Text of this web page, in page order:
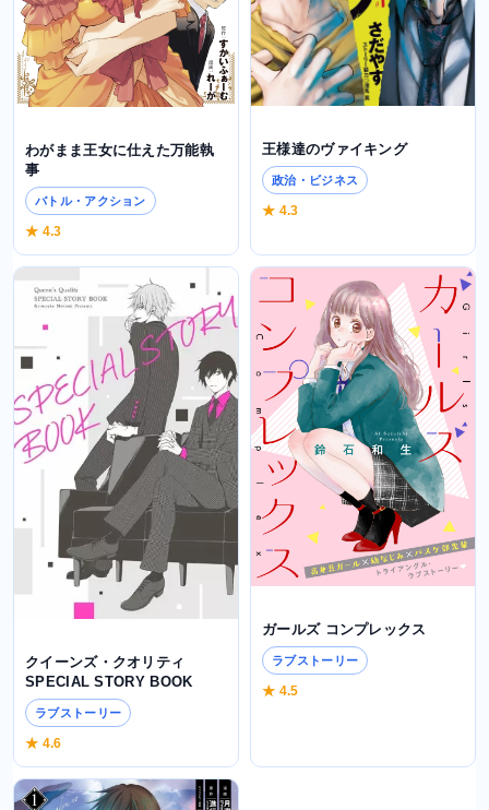
わがまま王女に仕えた万能執
事
バトル・アクション
★ 4.3
王様達のヴァイキング
政治・ビジネス
★ 4.3
クイーンズ・クオリティ
SPECIAL STORY BOOK
ラブストーリー
★ 4.6
ガールズ コンプレックス
ラブストーリー
★ 4.5